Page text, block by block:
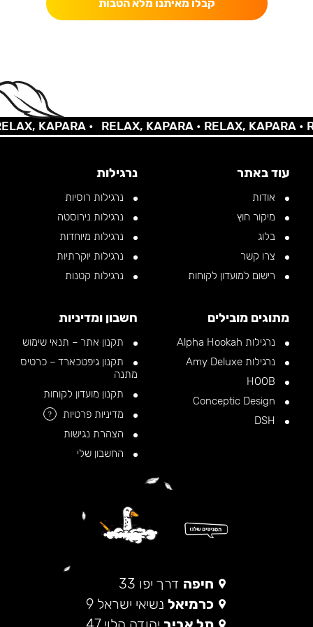
קבלו מאיתנו מלא הטבות
KAPARA • RELAX, KAPARA •RELAX, KAPARA •
עוד באתר
אודות
מיקור חוץ
בלוג
צרו קשר
רישום למועדון לקוחות
נרגילות
נרגילות רוסיות
נרגילות נירוסטה
נרגילות מיוחדות
נרגילות יוקרתיות
נרגילות קטנות
מתוגים מובילים
נרגילות Alpha Hookah
נרגילות Amy Deluxe
חשבון ומדיניות
תקנון אתר – תנאי שימוש
תקנון גיפטכארד – כרטיס
מתנה
תקנון מועדון לקוחות
מדיניות פרטיות
?
הצהרת נגישות
החשבון שלי
חיפה דרך יפו 33
כרמיאל נשיאי ישראל 9